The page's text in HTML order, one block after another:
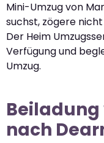
Mini-Umzug von
suchst, zögere
Der Heim
Verfügung und
Umzug.
nach